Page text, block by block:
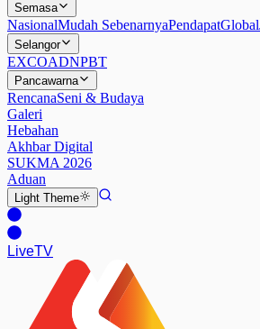
Semasa
NasionalMudah SebenarnyaPendapatGlobal
Selangor
EXCOADNPBT
Pancawarna
RencanaSeni & Budaya
Galeri
Hebahan
Akhbar Digital
SUKMA 2026
Aduan
Light Theme
LiveTV